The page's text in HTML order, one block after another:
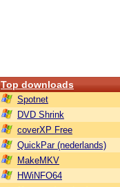
Top downloads
Spotnet
DVD Shrink
coverXP Free
QuickPar (nederlands)
MakeMKV
HWiNFO64